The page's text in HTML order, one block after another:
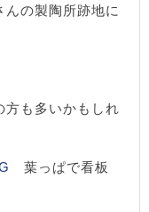
の製陶所跡地に
方も多いかもしれ
葉っぱで看板